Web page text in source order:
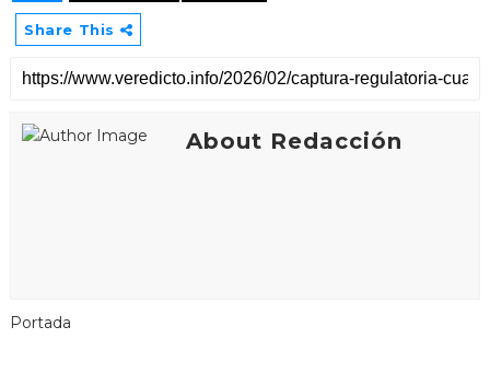
Share This
About Redacción
Portada